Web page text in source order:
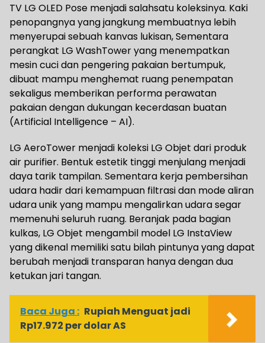
TV LG OLED Pose menjadi salahsatu koleksinya. Kaki
penopangnya yang jangkung membuatnya lebih
menyerupai sebuah kanvas lukisan, Sementara
perangkat LG WashTower yang menempatkan
mesin cuci dan pengering pakaian bertumpuk,
dibuat mampu menghemat ruang penempatan
sekaligus memberikan performa perawatan
pakaian dengan dukungan kecerdasan buatan
(Artificial Intelligence – AI).
LG AeroTower menjadi koleksi LG Objet dari produk
air purifier. Bentuk estetik tinggi menjulang menjadi
daya tarik tampilan. Sementara kerja pembersihan
udara hadir dari kemampuan filtrasi dan mode aliran
udara unik yang mampu mengalirkan udara segar
memenuhi seluruh ruang. Beranjak pada bagian
kulkas, LG Objet mengambil model LG InstaView
yang dikenal memiliki satu bilah pintunya yang dapat
berubah menjadi transparan hanya dengan dua
ketukan jari tangan.
Baca Juga : Rupiah Menguat jadi
Rp17.972 per dolar AS